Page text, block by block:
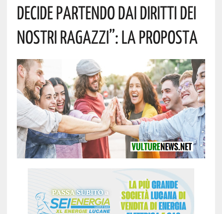
Decide Partendo Dai Diritti Dei
Nostri Ragazzi”: La Proposta